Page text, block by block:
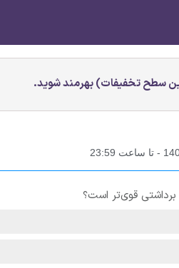
سطح تخفیفات) بهرمند شوید.
قوی‌تر است؟